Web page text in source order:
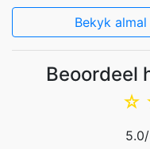
Bekyk
Beoordeel
☆
5.0